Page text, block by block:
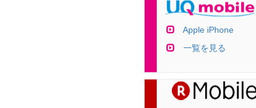
Apple iPhone
一覧を見る